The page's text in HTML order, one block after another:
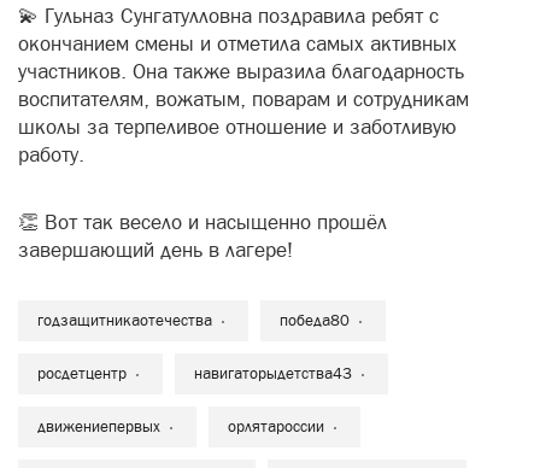
💫 Гульназ Сунгатулловна поздравила ребят с
окончанием смены и отметила самых активных
участников. Она также выразила благодарность
воспитателям, вожатым, поварам и сотрудникам
школы за терпеливое отношение и заботливую
работу.
👏 Вот так весело и насыщенно прошёл
завершающий день в лагере!
годзащитникаотечества победа80
росдетцентр навигаторыдетства43
движениепервых орлятароссии